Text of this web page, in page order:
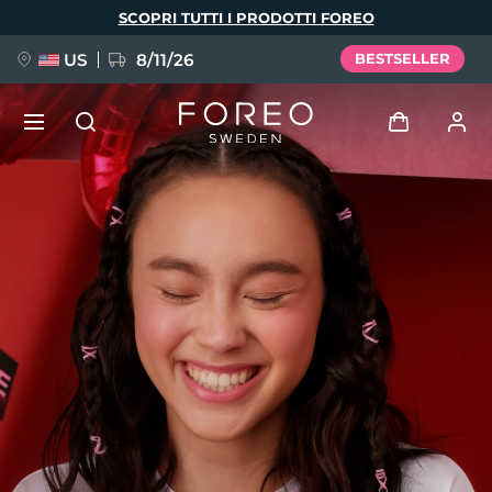
SCOPRI TUTTI I PRODOTTI FOREO
US 8/11/26 BESTSELLER
Profilo utente
I miei dispositivi
I miei ordini
I miei indirizzi
I miei abbonamenti
NUOVO
FAQ™ Pure Beauty-Tech Elixir
BREAKING NEWS
issa™ Teeth Whitening Set
Lingua
English Deutsch
Español
Français
Italiano
Português
Polski
Svenska
Русский
Türkçe
简体中文 繁體中文